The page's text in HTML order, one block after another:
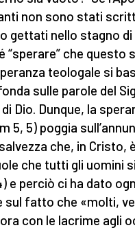
non sono stati
gettati nello stagno
“sperare” che questo
teologale si
sulle parole del
Dio. Dunque, la
5, 5) poggia
che, in Cristo,
che tutti gli uomini
e perciò ci ha dato
sul fatto che «molti,
con le lacrime agli